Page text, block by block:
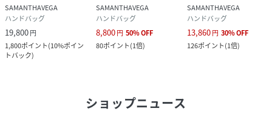
SAMANTHAVEGA
ハンドバッグ
19,800円
1,800ポイント(10%ポイン
トバック)
SAMANTHAVEGA
ハンドバッグ
8,800円 50%OFF
80ポイント(1倍)
SAMANTHAVEGA
ハンドバッグ
13,860円 30%OFF
126ポイント(1倍)
ショップニュース